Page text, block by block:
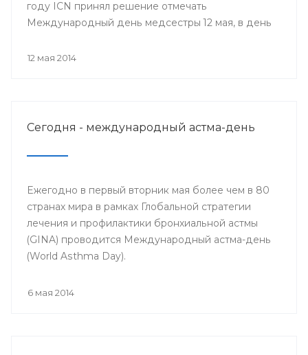
году ICN принял решение отмечать
Международный день медсестры 12 мая, в день
основательниц службы сестёр милосердия
12 мая 2014
Сегодня - международный астма-день
Ежегодно в первый вторник мая более чем в 80
странах мира в рамках Глобальной стратегии
лечения и профилактики бронхиальной астмы
(GINA) проводится Международный астма-день
(World Asthma Day).
6 мая 2014